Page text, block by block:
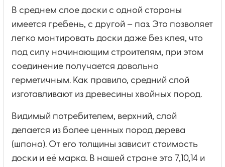
В среднем слое доски с одной стороны
имеется гребень, с другой – паз. Это позволяет
легко монтировать доски даже без клея, что
под силу начинающим строителям, при этом
соединение получается довольно
герметичным. Как правило, средний слой
изготавливают из древесины хвойных пород.
Видимый потребителем, верхний, слой
делается из более ценных пород дерева
(шпона). От его толщины зависит стоимость
доски и её марка. В нашей стране это 7,10,14 и